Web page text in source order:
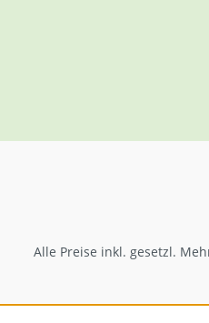
Alle Preise inkl. gesetzl.